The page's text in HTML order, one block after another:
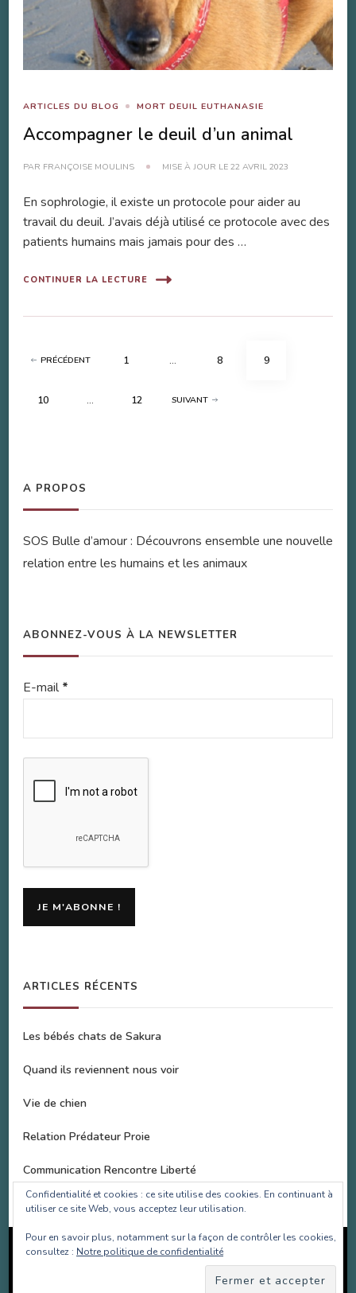
ARTICLES DU BLOG MORT DEUIL EUTHANASIE
Accompagner le deuil d’un animal
PAR FRANÇOISE MOULINS MISE À JOUR LE 22 AVRIL 2023
En sophrologie, il existe un protocole pour aider au
travail du deuil. J’avais déjà utilisé ce protocole avec des
patients humains mais jamais pour des …
CONTINUER LA LECTURE
Pagination
publications
PRÉCÉDENT PAGE
1 … PAGE
8 PAGE
9
PAGE
10 … PAGE
12 SUIVANT
A PROPOS
SOS Bulle d’amour : Découvrons ensemble une nouvelle
relation entre les humains et les animaux
ABONNEZ-VOUS À LA NEWSLETTER
E-mail*
ARTICLES RÉCENTS
Les bébés chats de Sakura
Quand ils reviennent nous voir
Vie de chien
Relation Prédateur Proie
Communication Rencontre Liberté
Copyright SOS Bulle d'Amour 2017-2022 | Site réalisé par
Confidentialité et cookies : ce site utilise des cookies. En continuant à
utiliser ce site Web, vous acceptez leur utilisation.
Pour en savoir plus, notamment sur la façon de contrôler les cookies,
consultez : Notre politique de confidentialité